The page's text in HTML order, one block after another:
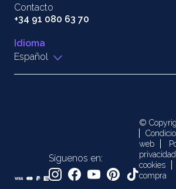
Contacto
+34 91 080 63 70
Idioma
Español
Síguenos en:
©
web
privacidad
cookies
compra